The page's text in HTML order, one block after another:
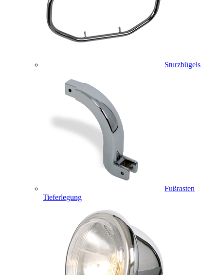
Sturzbügels
Fußrasten
Tieferlegung